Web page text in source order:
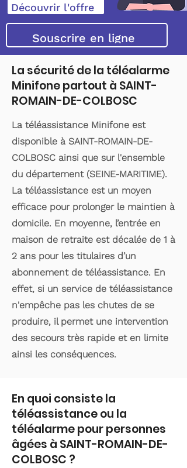
Découvrir l'offre
Souscrire en ligne
La sécurité de la téléalarme
Minifone partout à SAINT-
ROMAIN-DE-COLBOSC
La téléassistance Minifone est
disponible à SAINT-ROMAIN-DE-
COLBOSC ainsi que sur l'ensemble
du département (SEINE-MARITIME).
La téléassistance est un moyen
efficace pour prolonger le maintien à
domicile. En moyenne, l’entrée en
maison de retraite est décalée de 1 à
2 ans pour les titulaires d’un
abonnement de téléassistance. En
effet, si un service de téléassistance
n'empêche pas les chutes de se
produire, il permet une intervention
des secours très rapide et en limite
ainsi les conséquences.
En quoi consiste la
téléassistance ou la
téléalarme pour personnes
âgées à SAINT-ROMAIN-DE-
COLBOSC ?